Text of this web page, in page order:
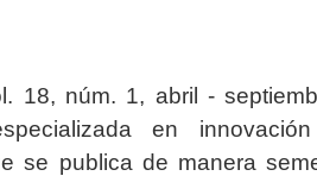
18, núm. 1, abril -
en
se publica de manera